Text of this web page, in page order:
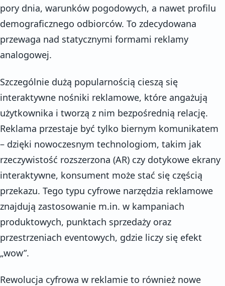
pory dnia, warunków pogodowych, a nawet profilu
demograficznego odbiorców. To zdecydowana
przewaga nad statycznymi formami reklamy
analogowej.
Szczególnie dużą popularnością cieszą się
interaktywne nośniki reklamowe, które angażują
użytkownika i tworzą z nim bezpośrednią relację.
Reklama przestaje być tylko biernym komunikatem
– dzięki nowoczesnym technologiom, takim jak
rzeczywistość rozszerzona (AR) czy dotykowe ekrany
interaktywne, konsument może stać się częścią
przekazu. Tego typu cyfrowe narzędzia reklamowe
znajdują zastosowanie m.in. w kampaniach
produktowych, punktach sprzedaży oraz
przestrzeniach eventowych, gdzie liczy się efekt
„wow”.
Rewolucja cyfrowa w reklamie to również nowe